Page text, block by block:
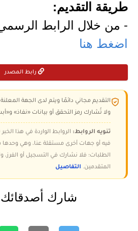
طريقة التقديم:
- من خلال الرابط الرسمي
اضغط هنا
رابط المصدر
التقديم مجاني دائمًا ويتم لدى الجهة
ولا تُشارك رمز التحقق أو بيانات «نفاذ»
تنويه الروابط: الروابط الواردة في هذا
فيه أو جهات أخرى مستقلة عنا، وهي
الطلبات؛ فلا نشارك في التسجيل أو الفرز،
المتقدمين. التفاصيل
شارك أصدقائك